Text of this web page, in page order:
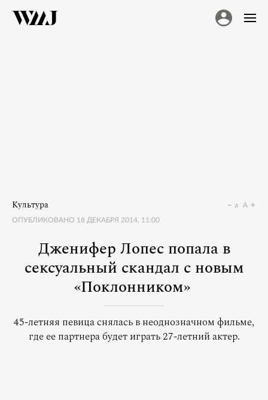
Культура
ОПУБЛИКОВАНО 18 ДЕКАБРЯ 2014, 11:00
a A
Дженифер Лопес попала в
сексуальный скандал с новым
«Поклонником»
45-летняя певица снялась в неоднозначном фильме,
где ее партнера будет играть 27-летний актер.